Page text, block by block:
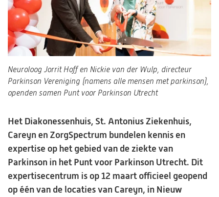
Neuroloog Jorrit Hoff en Nickie van der Wulp, directeur
Parkinson Vereniging (namens alle mensen met parkinson),
openden samen Punt voor Parkinson Utrecht
Het Diakonessenhuis, St. Antonius Ziekenhuis,
Careyn en ZorgSpectrum bundelen kennis en
expertise op het gebied van de ziekte van
Parkinson in het Punt voor Parkinson Utrecht. Dit
expertisecentrum is op 12 maart officieel geopend
op één van de locaties van Careyn, in Nieuw